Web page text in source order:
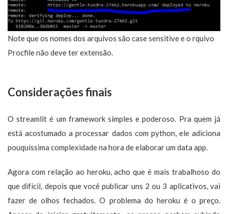
Note que os nomes dos arquivos são case sensitive e o rquivo
Procfile não deve ter extensão.
Considerações finais
O streamlit é um framework simples e poderoso. Pra quem já
está acostumado a processar dados com python, ele adiciona
pouquíssima complexidade na hora de elaborar um data app.
Agora com relação ao heroku, acho que é mais trabalhoso do
que difícil, depois que você publicar uns 2 ou 3 aplicativos, vai
fazer de olhos fechados. O problema do heroku é o preço.